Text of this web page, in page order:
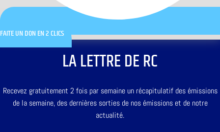
FAITE UN DON EN 2 CLICS
LA LETTRE DE RC
Recevez gratuitement 2 fois par semaine un récapitulatif des émissions
de la semaine, des dernières sorties de nos émissions et de notre
actualité.